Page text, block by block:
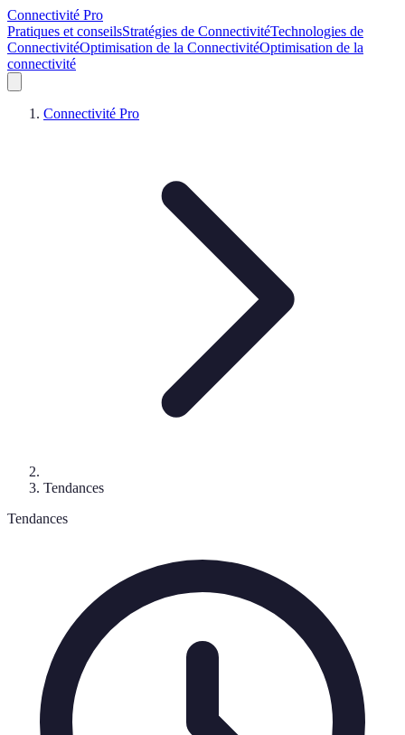
Connectivité Pro
Pratiques et conseilsStratégies de ConnectivitéTechnologies de
ConnectivitéOptimisation de la ConnectivitéOptimisation de la
connectivité
Connectivité Pro
Tendances
Tendances